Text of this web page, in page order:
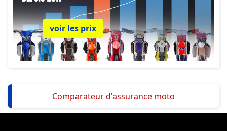
voir les prix
Comparateur d'assurance moto